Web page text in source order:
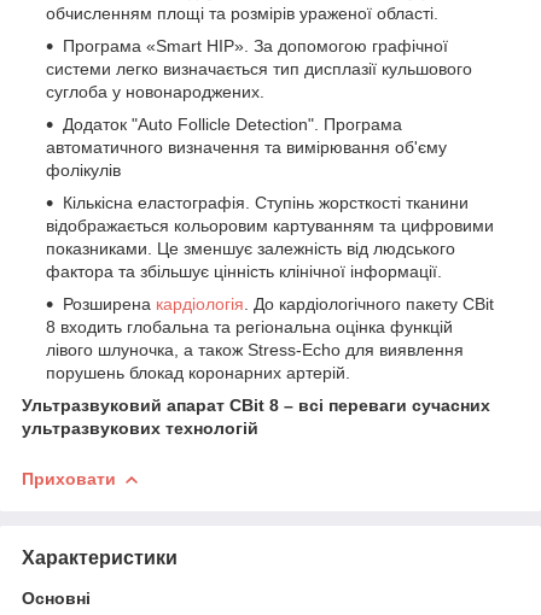
обчисленням площі та розмірів ураженої області.
Програма «Smart HIP». За допомогою графічної
системи легко визначається тип дисплазії кульшового
суглоба у новонароджених.
Додаток "Auto Follicle Detection". Програма
автоматичного визначення та вимірювання об'єму
фолікулів
Кількісна еластографія. Ступінь жорсткості тканини
відображається кольоровим картуванням та цифровими
показниками. Це зменшує залежність від людського
фактора та збільшує цінність клінічної інформації.
Розширена кардіологія . До кардіологічного пакету CBit
8 входить глобальна та регіональна оцінка функцій
лівого шлуночка, а також Stress-Echo для виявлення
порушень блокад коронарних артерій.
Ультразвуковий апарат CBit 8 – всі переваги сучасних
ультразвукових технологій
Приховати
Характеристики
Основні